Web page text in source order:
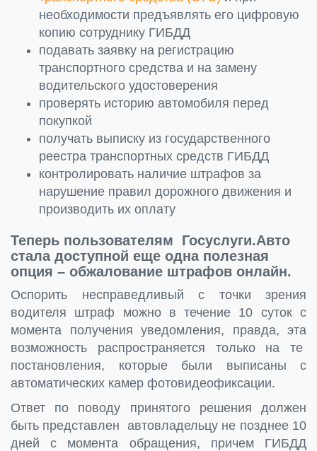
необходимости предъявлять его цифровую
копию сотруднику ГИБДД
подавать заявку на регистрацию
транспортного средства и на замену
водительского удостоверения
проверять историю автомобиля перед
покупкой
получать выписку из государственного
реестра транспортных средств ГИБДД
контролировать наличие штрафов за
нарушение правил дорожного движения и
производить их оплату
Теперь пользователям Госуслуги.Авто
стала доступной еще одна полезная
опция – обжалование штрафов онлайн.
Оспорить несправедливый с точки зрения
водителя штраф можно в течение 10 суток с
момента получения уведомления, правда, эта
возможность распространяется только на те
постановления, которые были выписаны с
автоматических камер фотовидеофиксации.
Ответ по поводу принятого решения должен
быть представлен автовладельцу не позднее 10
дней с момента обращения, причем ГИБДД